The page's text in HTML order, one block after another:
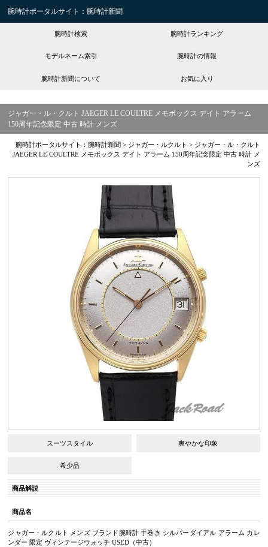
腕時計ポータルサイト：腕時計新聞
腕時計検索 腕時計ランキング
モデルネーム索引 腕時計の情報
腕時計新聞について お気に入り
ジャガー・ル・クルト JAEGER LE COULTRE メモボックス デイト アラーム
150周年記念限定 中古 時計 メンズ
腕時計ポータルサイト：腕時計新聞 > ジャガー・ルクルト > ジャガー・ル・クルト
JAEGER LE COULTRE メモボックス デイト アラーム 150周年記念限定 中古 時計 メ
ンズ
スーツスタイル 爽やかな印象
希少品
商品解説
商品名
ジャガー・ルクルト メンズ ブランド腕時計 手巻き シルバーダイアル アラーム カレ
ンダー 限定 ヴィンテージウォッチ USED（中古）